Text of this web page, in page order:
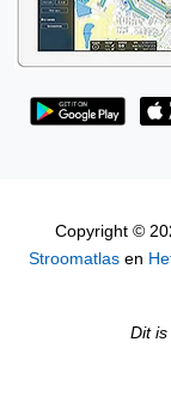
Copyright ©
Stroomatlasen
Dit